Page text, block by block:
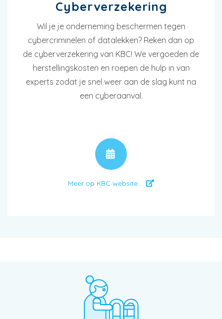
Cyberverzekering
Wil je je onderneming beschermen tegen
cybercriminelen of datalekken? Reken dan op
de cyberverzekering van KBC! We vergoeden de
herstellingskosten en roepen de hulp in van
experts zodat je snel weer aan de slag kunt na
een cyberaanval.
Meer op KBC website ...